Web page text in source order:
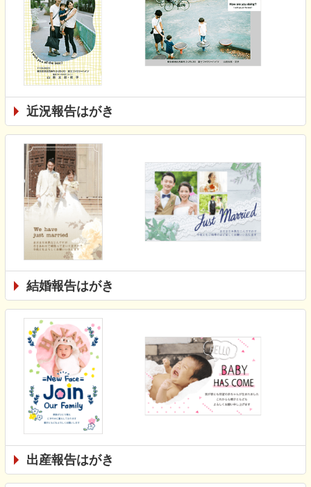
近況報告はがき
結婚報告はがき
出産報告はがき